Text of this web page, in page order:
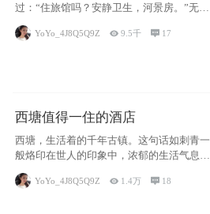
过：“住旅馆吗？安静卫生，河景房。”无意
YoYo_4J8Q5Q9Z 9.5千  17
西塘值得一住的酒店
西塘，生活着的千年古镇。这句话如刺青一
般烙印在世人的印象中，浓郁的生活气息，
小桥流水
YoYo_4J8Q5Q9Z  1.4万  18